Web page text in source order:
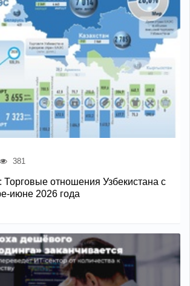
381
отношения Узбекистана с
июне 2026 года